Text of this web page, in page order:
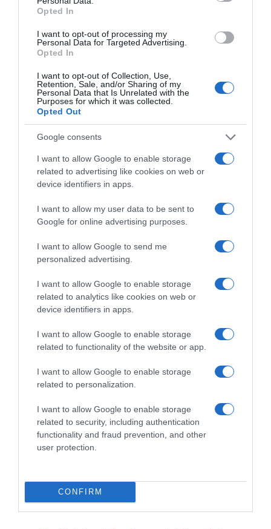
Opted In
I want to opt-out of processing my
Personal Data for Targeted Advertising.
Opted In
I want to opt-out of Collection, Use,
Retention, Sale, and/or Sharing of my
Personal Data that Is Unrelated with the
Purposes for which it was collected.
Opted Out
Google consents
I want to allow Google to enable storage
related to advertising like cookies on web or
device identifiers in apps.
I want to allow my user data to be sent to
Google for online advertising purposes.
I want to allow Google to send me
personalized advertising.
I want to allow Google to enable storage
related to analytics like cookies on web or
device identifiers in apps.
I want to allow Google to enable storage
related to functionality of the website or app.
I want to allow Google to enable storage
related to personalization.
I want to allow Google to enable storage
related to security, including authentication
functionality and fraud prevention, and other
user protection.
CONFIRM